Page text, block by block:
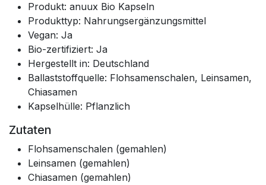
Produkt: anuux Bio Kapseln
Produkttyp: Nahrungsergänzungsmittel
Vegan: Ja
Bio-zertifiziert: Ja
Hergestellt in: Deutschland
Ballaststoffquelle: Flohsamenschalen, Leinsamen,
Chiasamen
Kapselhülle: Pflanzlich
Zutaten
Flohsamenschalen (gemahlen)
Leinsamen (gemahlen)
Chiasamen (gemahlen)